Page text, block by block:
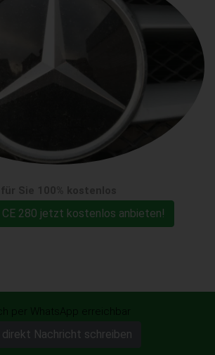
280 jetzt kostenlos anbieten!
unverbindlich &
per WhatsApp erreichbar
direkt Nachricht schreiben